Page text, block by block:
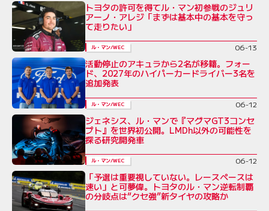
トヨタの許可を得てル・マン初参戦のジュリ
アーノ・アレジ「まずは基本中の基本を守っ
て走りたい」
ル・マン/WEC 06-13
活動停止のアキュラから2名が移籍。フォー
ド、2027年のハイパーカードライバー3名を
追加発表
ル・マン/WEC 06-12
ジェネシス、ル・マンで『マグマGT3コンセ
プト』を世界初公開。LMDh以外の可能性を
探る研究開発車
ル・マン/WEC 06-12
「予選は重要視していない。レースペースは
速い」と可夢偉。トヨタのル・マン逆転制覇
の分岐点は“クセ強”新タイヤの攻略か